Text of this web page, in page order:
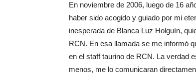
En noviembre de 2006, luego de 16
haber sido acogido y guiado por mi
inesperada de Blanca Luz Holguín,
RCN. En esa llamada se me informó
en el staff taurino de RCN. La verdad
menos, me lo comunicaran